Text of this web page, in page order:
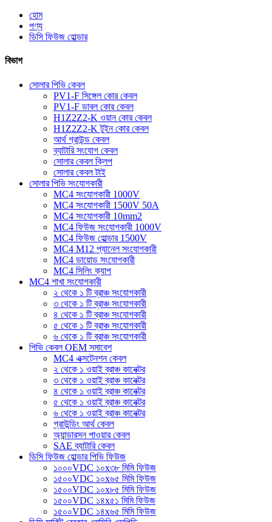
হোম
পণ্য
ডিসি ফিউজ হোল্ডার
বিভাগ
সোলার পিভি কেবল
PV1-F সিঙ্গেল কোর কেবল
PV1-F ডাবল কোর কেবল
H1Z2Z2-K ওয়ান কোর কেবল
H1Z2Z2-K টুইন কোর কেবল
আর্থ গ্রাউন্ড কেবল
ব্যাটারি সংযোগ কেবল
সোলার কেবল ক্লিপ
সোলার কেবল টাই
সোলার পিভি সংযোগকারী
MC4 সংযোগকারী 1000V
MC4 সংযোগকারী 1500V 50A
MC4 সংযোগকারী 10mm2
MC4 ফিউজ সংযোগকারী 1000V
MC4 ফিউজ হোল্ডার 1500V
MC4 M12 প্যানেল সংযোগকারী
MC4 ডায়োড সংযোগকারী
MC4 সিলিং ক্যাপ
MC4 শাখা সংযোগকারী
২ থেকে ১ টি ব্রাঞ্চ সংযোগকারী
৩ থেকে ১ টি ব্রাঞ্চ সংযোগকারী
৪ থেকে ১ টি ব্রাঞ্চ সংযোগকারী
৫ থেকে ১ টি ব্রাঞ্চ সংযোগকারী
৬ থেকে ১ টি ব্রাঞ্চ সংযোগকারী
পিভি কেবল OEM সমাবেশ
MC4 এক্সটেনশন কেবল
২ থেকে ১ ওয়াই ব্রাঞ্চ কানেক্টর
৩ থেকে ১ ওয়াই ব্রাঞ্চ কানেক্টর
৪ থেকে ১ ওয়াই ব্রাঞ্চ কানেক্টর
৫ থেকে ১ ওয়াই ব্রাঞ্চ কানেক্টর
৬ থেকে ১ ওয়াই ব্রাঞ্চ কানেক্টর
গ্রাউন্ডিং আর্থ কেবল
অ্যান্ডারসন পাওয়ার কেবল
SAE ব্যাটারি কেবল
ডিসি ফিউজ হোল্ডার পিভি ফিউজ
১০০০VDC ১০x৩৮ মিমি ফিউজ
১৫০০VDC ১০x৬৫ মিমি ফিউজ
১৫০০VDC ১০x৮৫ মিমি ফিউজ
১৫০০VDC ১৪x৫১ মিমি ফিউজ
১৫০০VDC ১৪x৬৫ মিমি ফিউজ